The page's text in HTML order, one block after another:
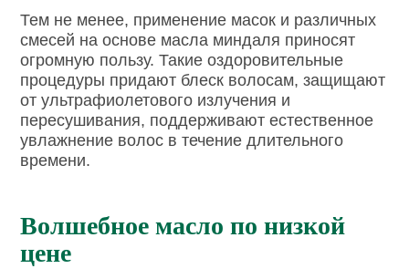
Тем не менее, применение масок и различных
смесей на основе масла миндаля приносят
огромную пользу. Такие оздоровительные
процедуры придают блеск волосам, защищают
от ультрафиолетового излучения и
пересушивания, поддерживают естественное
увлажнение волос в течение длительного
времени.
Волшебное масло по низкой
цене